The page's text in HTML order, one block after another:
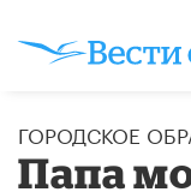
ГОРОДСКОЕ
Папа